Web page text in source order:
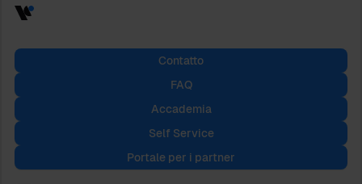
Contatto
FAQ
Accademia
Self Service
Portale per i partner